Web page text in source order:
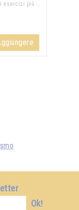
esercizi più …
Ok!